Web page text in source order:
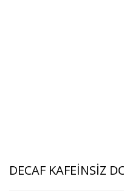
DECAF KAFEİNSİZ